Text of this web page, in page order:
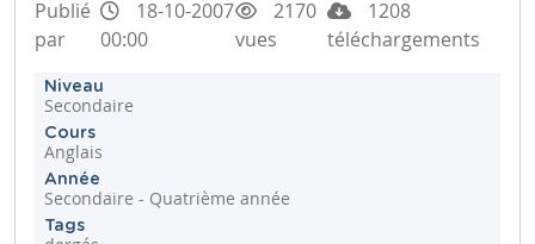
Publié
par
18-10-2007
00:00
2170
vues
1208
téléchargements
Niveau
Secondaire
Cours
Anglais
Année
Secondaire - Quatrième année
Tags